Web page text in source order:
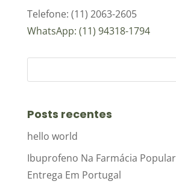
Telefone: (11) 2063-2605
WhatsApp: (11) 94318-1794
Posts recentes
hello world
Ibuprofeno Na Farmácia
Entrega Em Portugal